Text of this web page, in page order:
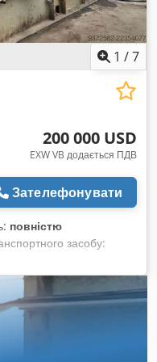
1 /7
200 000 USD
EXW VB додається ПДВ
Зателефонувати
повністю
засобу:
, вихідний струм:2 096
60 Гц, тип
потужність:
потужність: